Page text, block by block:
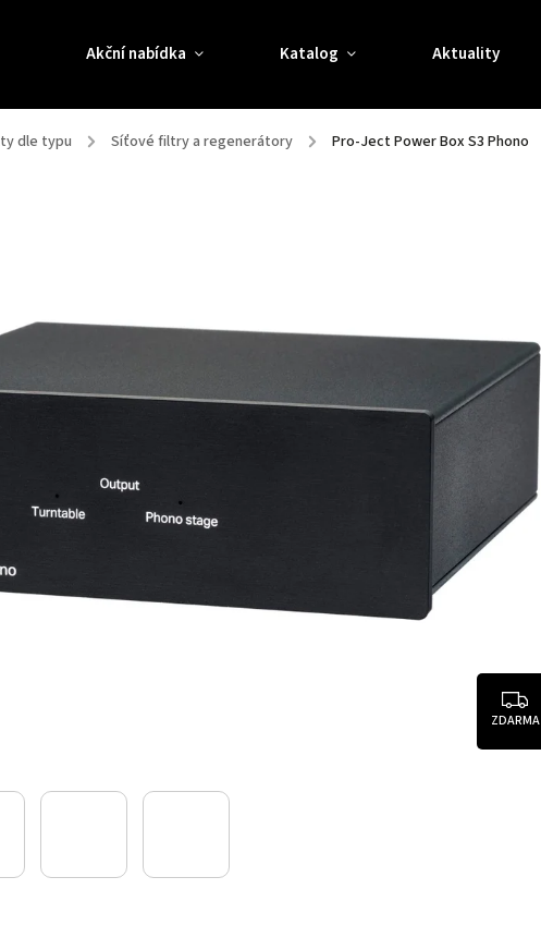
Akční nabídka Katalog Aktuality
dle typu / Síťové filtry a regenerátory / Pro-Ject Power Box S3 Phono
ZDARMA